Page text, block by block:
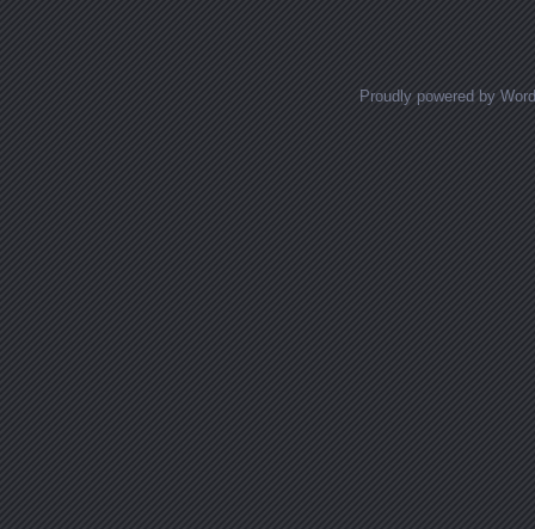
Proudly powered by